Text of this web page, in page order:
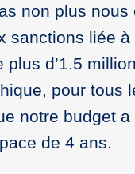
non plus
sanctions liée
d’1.5
pour tous
notre budget
de 4 ans.